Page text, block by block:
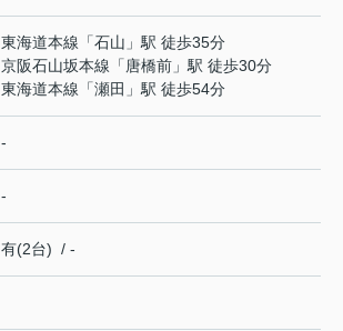
東海道本線 「石山 」駅 徒歩35分
京阪石山坂本線 「 唐橋前 」駅 徒歩30分
東海道本線 「瀬田 」駅 徒歩54分
-
-
有(2台) / -